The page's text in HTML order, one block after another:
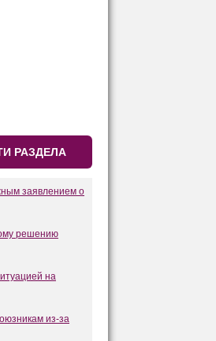
РАЗДЕЛА
заявлением о
решению
на
из-за